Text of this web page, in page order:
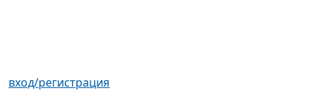
вход/регистрация